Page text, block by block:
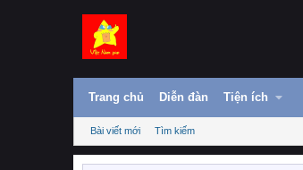
Trang chủ Diễn đàn Tiện ích
Bài viết mới Tìm kiếm